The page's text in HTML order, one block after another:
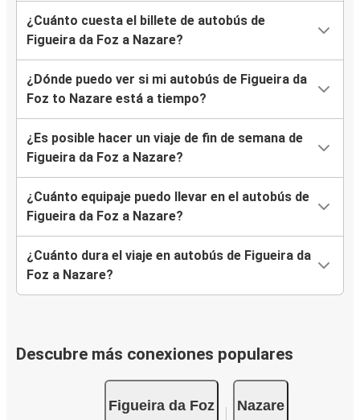
¿Cuánto cuesta el billete de autobús de
Figueira da Foz a Nazare?
¿Dónde puedo ver si mi autobús de Figueira da
Foz to Nazare está a tiempo?
¿Es posible hacer un viaje de fin de semana de
Figueira da Foz a Nazare?
¿Cuánto equipaje puedo llevar en el autobús de
Figueira da Foz a Nazare?
¿Cuánto dura el viaje en autobús de Figueira da
Foz a Nazare?
Descubre más conexiones populares
Figueira da Foz Nazare